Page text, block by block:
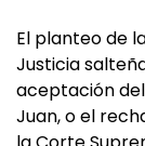
El planteo de
Justicia
aceptación
Juan, o el